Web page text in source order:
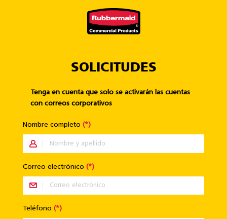
SOLICITUDES
Tenga en cuenta que solo se activarán las cuentas
con correos corporativos
Nombre completo (*)
Correo electrónico (*)
Teléfono (*)